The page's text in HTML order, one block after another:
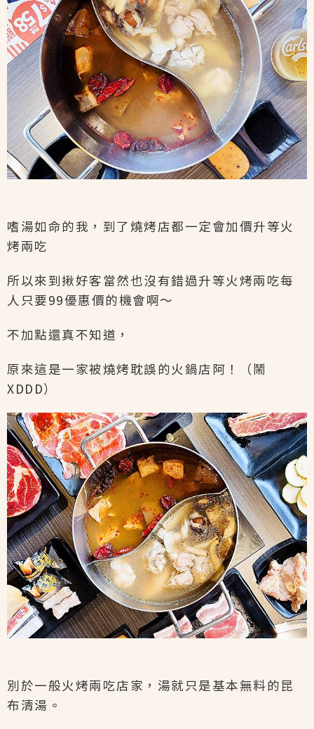
嗜湯如命的我，到了燒烤店都一定會加價升等火
烤兩吃
所以來到揪好客當然也沒有錯過升等火烤兩吃每
人只要99優惠價的機會啊～
不加點還真不知道，
原來這是一家被燒烤耽誤的火鍋店阿！（鬧
XDDD）
別於一般火烤兩吃店家，湯就只是基本無料的昆
布清湯。